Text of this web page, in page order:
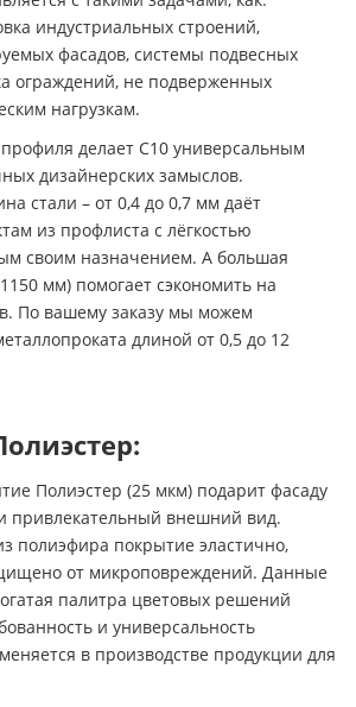
индустриальных строений,
фасадов, системы подвесных
ограждений, не подверженных
нагрузкам.
делает С10 универсальным
дизайнерских замыслов.
стали – от 0,4 до 0,7 мм даёт
из профлиста с лёгкостью
своим назначением. А большая
мм) помогает сэкономить на
По вашему заказу мы можем
длиной от 0,5 до 12
Полиэстер (25 мкм) подарит фасаду
привлекательный внешний вид.
полиэфира покрытие эластично,
от микроповреждений. Данные
палитра цветовых решений
и универсальность
в производстве продукции для